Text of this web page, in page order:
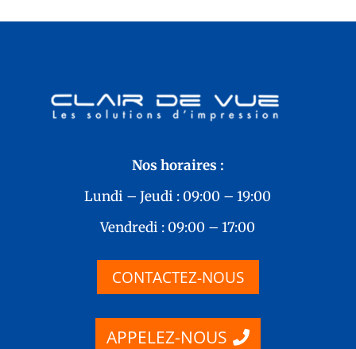
Nos horaires :
Lundi – Jeudi : 09:00 – 19:00
Vendredi : 09:00 – 17:00
CONTACTEZ-NOUS
APPELEZ-NOUS